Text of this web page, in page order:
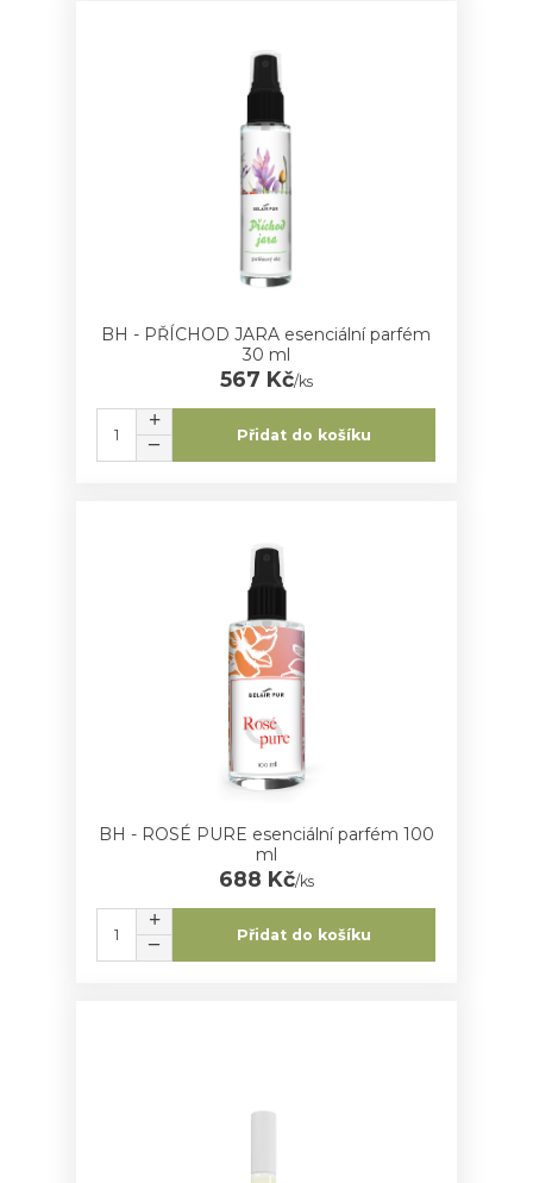
BH - PŘÍCHOD JARA esenciální parfém
30 ml
567 Kč/ks
Přidat do košíku
BH - ROSÉ PURE esenciální parfém 100
ml
688 Kč/ks
Přidat do košíku